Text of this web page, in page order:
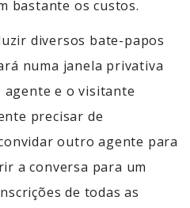
bastante os custos.
diversos bate-papos
numa janela privativa
agente e o visitante
precisar de
outro agente para
a conversa para um
de todas as